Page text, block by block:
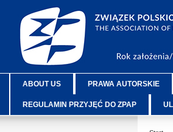
ABOUT US PRAWA AUTORSKIE
REGULAMIN PRZYJĘĆ DO ZPAP